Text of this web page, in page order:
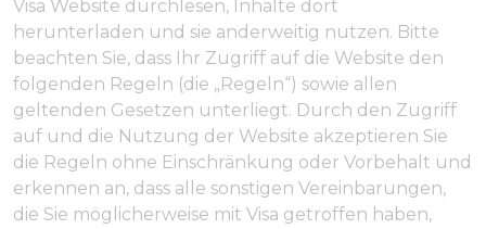
Visa Website durchlesen, Inhalte dort
herunterladen und sie anderweitig nutzen. Bitte
beachten Sie, dass Ihr Zugriff auf die Website den
folgenden Regeln (die „Regeln“) sowie allen
geltenden Gesetzen unterliegt. Durch den Zugriff
auf und die Nutzung der Website akzeptieren Sie
die Regeln ohne Einschränkung oder Vorbehalt und
erkennen an, dass alle sonstigen Vereinbarungen,
die Sie möglicherweise mit Visa getroffen haben,